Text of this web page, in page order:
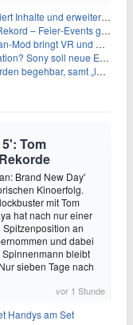
und erweitert Treasure Access
– Feier‑Events gestartet
und Ego-Perspektive nach Kanto
neue Einnahmequellen prüfen
samt „lebensgroßem Leon“
Tom
Brand New Day'
Kinoerfolg.
mit Tom
hat nach nur einer
an
und dabei
Spinnenmann bleibt
sieben Tage nach
vor 1 Stunde
Handys am Set